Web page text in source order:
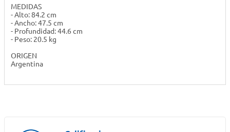
MEDIDAS
- Alto: 84.2 cm
- Ancho: 47.5 cm
- Profundidad: 44.6 cm
- Peso: 20.5 kg
ORIGEN
Argentina